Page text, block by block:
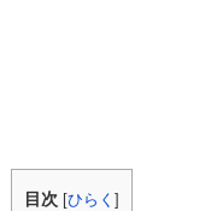
目次 [ひらく]